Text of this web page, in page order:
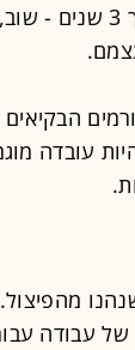
ולהפעיל חברת
עובדה
של עבודה